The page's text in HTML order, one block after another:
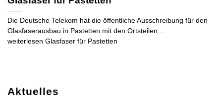
Die Deutsche Telekom hat die öffentliche Ausschreibung für den
Glasfaserausbau in Pastetten mit den Ortsteilen…
weiterlesen Glasfaser für Pastetten
Aktuelles